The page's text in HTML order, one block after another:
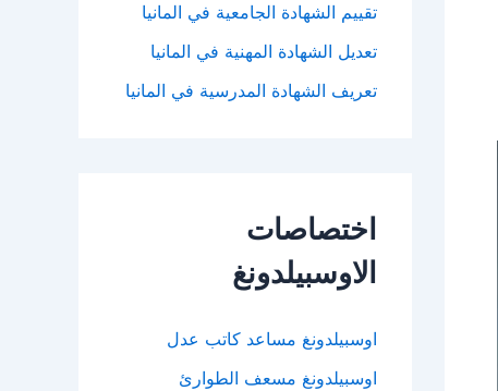
تقييم الشهادة الجامعية في المانيا
تعديل الشهادة المهنية في المانيا
تعريف الشهادة المدرسية في المانيا
اختصاصات
الاوسبيلدونغ
اوسبيلدونغ مساعد كاتب عدل
اوسبيلدونغ مسعف الطوارئ